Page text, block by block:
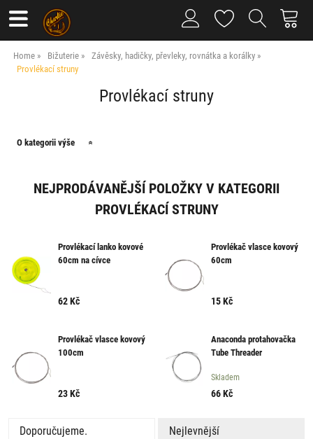
Home Bižuterie
Závěsky, hadičky, převleky, rovnátka a korálky
Provlékací struny
Provlékací struny
O kategorii výše
NEJPRODÁVANĚJŠÍ POLOŽKY V KATEGORII
PROVLÉKACÍ STRUNY
Provlékací lanko kovové
60cm na cívce
62Kč
Provlékač vlasce kovový
60cm
15Kč
Provlékač vlasce kovový
100cm
23Kč
Anaconda protahovačka
Tube Threader
Skladem
66Kč
Doporučujeme.
Nejlevnější